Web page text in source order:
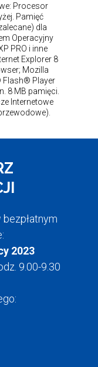
Procesor
Pamięć
dla
Operacyjny
PRO i inne
Explorer 8
Mozilla
Flash® Player
8 MB pamięci.
Internetowe
2023
9.00-9.30